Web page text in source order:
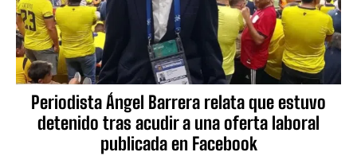
Periodista Ángel Barrera relata que estuvo
detenido tras acudir a una oferta laboral
publicada en Facebook